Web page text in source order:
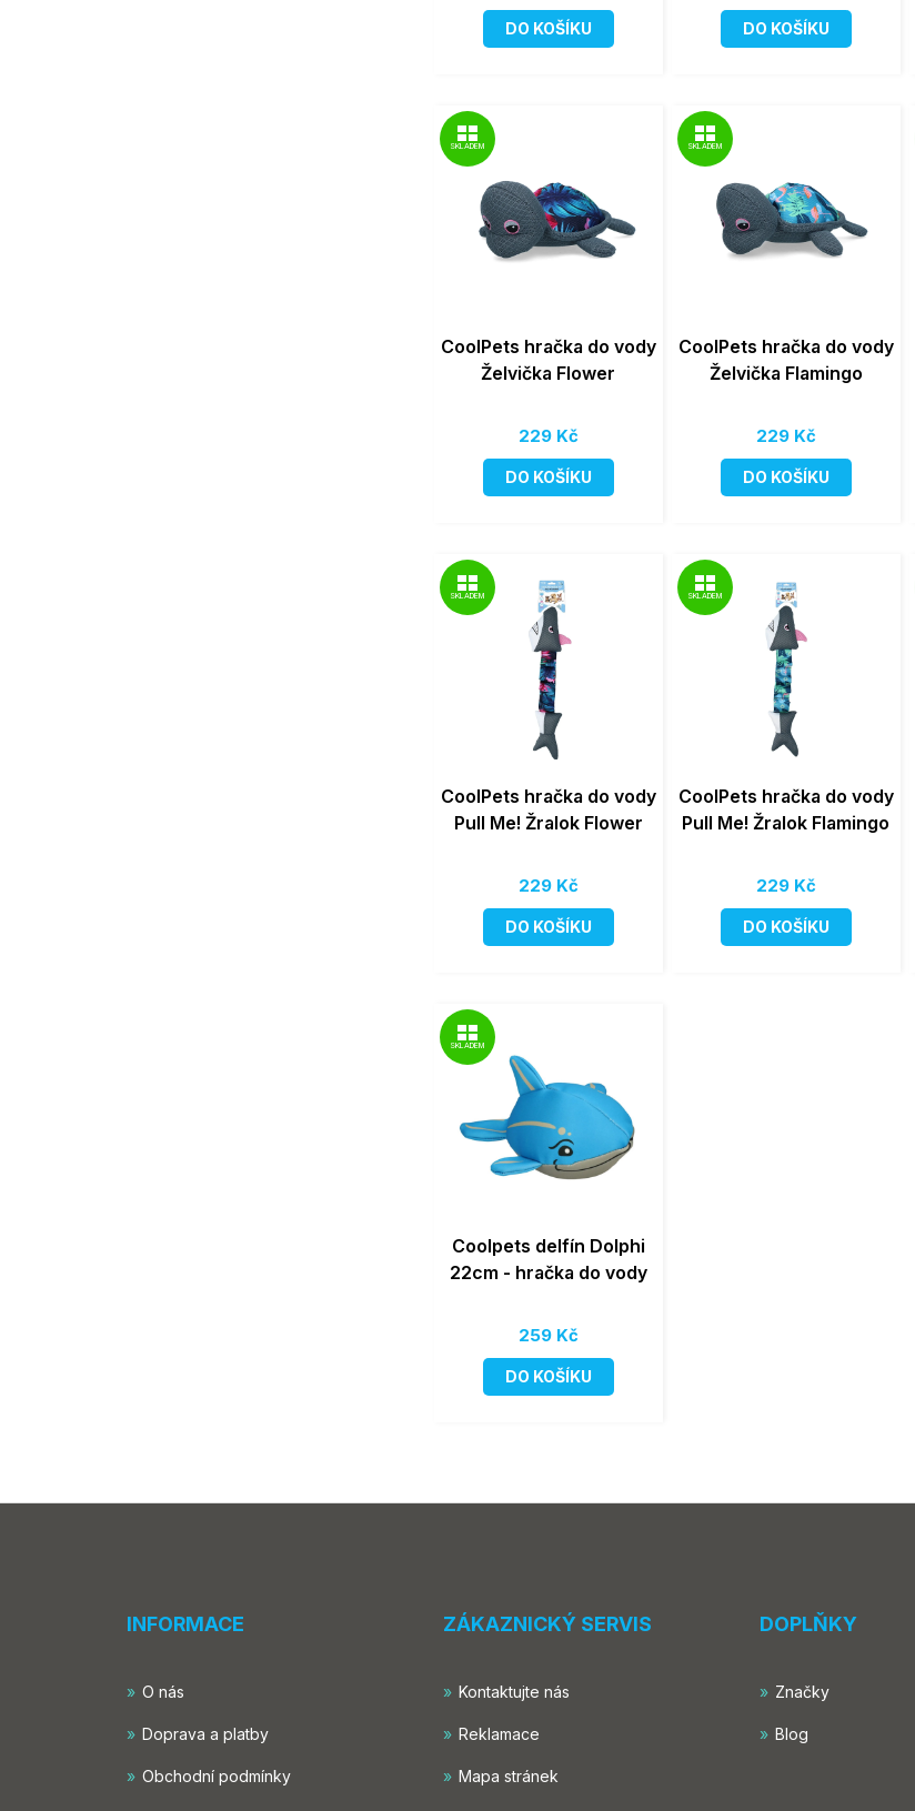
DO KOŠÍKU DO KOŠÍKU
SKLADEM
CoolPets hračka do vody
Želvička Flower
229 Kč
DO KOŠÍKU
SKLADEM
CoolPets hračka do vody
Želvička Flamingo
229 Kč
DO KOŠÍKU
SKLADEM
CoolPets hračka do vody
Pull Me! Žralok Flower
229 Kč
DO KOŠÍKU
SKLADEM
CoolPets hračka do vody
Pull Me! Žralok Flamingo
229 Kč
DO KOŠÍKU
SKLADEM
Coolpets delfín Dolphi
22cm - hračka do vody
259 Kč
DO KOŠÍKU
INFORMACE
O nás
Doprava a platby
Obchodní podmínky
ZÁKAZNICKÝ SERVIS
Kontaktujte nás
Reklamace
Mapa stránek
DOPLŇKY
Značky
Blog